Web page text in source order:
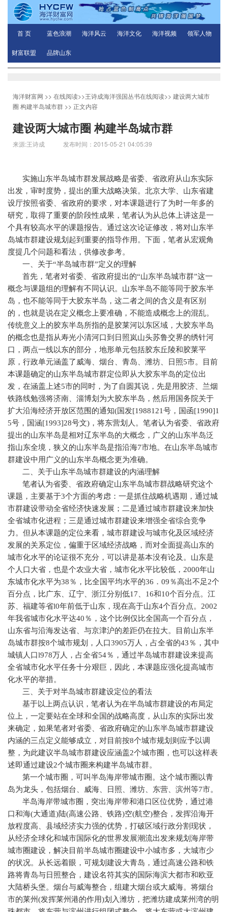
首 页 蓝色浪潮 海洋风云 海洋文化 海洋视频 领军人物
财富联盟 品牌山东
海洋财富网 >> 在线阅读>>王诗成海洋强国丛书在线阅读>> 建设两大城市
圈 构建半岛城市群 >> 正文内容
建设两大城市圈 构建半岛城市群
来源:王诗成 发布时间：2015-05-21 04:05:39
实施山东半岛城市群发展战略是省委、省政府从山东实际
出发，审时度势，提出的重大战略决策。北京大学、山东省建
设厅按照省委、省政府的要求，对本课题进行了为时一年多的
研究，取得了重要的阶段性成果，笔者认为从总体上讲这是一
个具有较高水平的课题报告。通过这次论证修改，将对山东半
岛城市群建设规划起到重要的指导作用。下面，笔者从宏观角
度提几个问题和看法，供修改参考。
一、关于“半岛城市群”定义的理解
首先，笔者对省委、省政府提出的“山东半岛城市群”这一
概念与课题组的理解有不同认识。山东半岛不能等同于胶东半
岛，也不能等同于大胶东半岛，这二者之间的含义是有区别
的，也就是说在定义概念上要准确，不能造成概念上的混乱。
传统意义上的胶东半岛所指的是胶莱河以东区域，大胶东半岛
的概念也是指从寿光小清河口到日照岚山头苏鲁交界的绣针河
口，两点一线以东的部分，地形单元包括胶东丘陵和胶莱平
原，行政单元涵盖了威海、烟台、青岛、潍坊、日照5市。目前
本课题确定的山东半岛城市群定位即从大胶东半岛的定位出
发，在涵盖上述5市的同时，为了自圆其说，先是用胶济、兰烟
铁路线勉强将济南、淄博划为大胶东半岛，然后用国务院关于
扩大沿海经济开放区范围的通知(国发[1988121号，国函[1990]1
5号，国涵[1993]28号文) ，将东营划人。笔者认为省委、省政府
提出的山东半岛是相对辽东半岛的大概念，广义的山东半岛泛
指山东全境，狭义的山东半岛是指沿海7市地。在山东半岛城市
群建设中用广义的山东半岛概念更为准确。
二、关于山东半岛城市群建设的内涵理解
笔者认为省委、省政府确定山东半岛城市群战略研究这个
课题，主要基于3个方面的考虑：一是抓住战略机遇期，通过城
市群建设带动全省经济快速发展；二是通过城市群建设来加快
全省城市化进程；三是通过城市群建设来增强全省综合竞争
力。但从本课题的定位来看，城市群建设与城市化及区域经济
发展的关系定位，偏重于区域经济战略，而对全面提高山东的
城市化水平的论证很不充分，可以讲是基本没有论及。山东是
个人口大省，也是个农业大省，城市化水平比较低， 2000年山
东城市化水平为38 ％，比全国平均水平的36 ． 09 ％高出不足2个
百分点，比广东、辽宁、浙江分别低17、 16和10个百分点。江
苏、福建等省l0年前低于山东，现在高于山东4个百分点。 2002
年我省城市化水平达40 ％，这个比例仅比全国高一个百分点，
山东省与沿海发达省、与京津沪的差距仍在拉大。目前山东半
岛城市群按8个城市规划，人口3905万人，占全省的43 ％，其中
城镇人口l978万人，占全省54％，通过半岛城市群建设来提高
全省城市化水平任务十分艰巨，因此，本课题应强化提高城市
化水平的举措。
三、关于对半岛城市群建设定位的看法
基于以上两点认识，笔者认为在半岛城市群建设的布局定
位上，一定要站在全球和全国的战略高度，从山东的实际出发
来确定，如果笔者对省委、省政府确定的山东半岛城市群建设
内涵的三点定义能够成立，对目前按8个城市规划则应予以调
整，为此建议半岛城市群建设应涵盖2个城市圈，也可以这样表
述即通过建设2个城市圈来构建半岛城市群。
第一个城市圈，可叫半岛海岸带城市圈。这个城市圈以青
岛为龙头，包括烟台、威海、日照、潍坊、东营、滨州等7市。
半岛海岸带城市圈，突出海岸带和港口区位优势，通过港
口和海(大通道)陆(高速公路、铁路)空(航空)整合，发挥沿海开
放程度高、县域经济实力强的优势，打破区域行政分割现状，
从经济全球化和城市国际化的世界发展潮流出发来规划海岸带
城市圈建设，解决目前半岛城市圈建设中小城市多，大城市少
的状况。从长远着眼，可规划建设大青岛，通过高速公路和铁
路将青岛与日照整合，建设名符其实的国际海滨大都市和欧亚
大陆桥头堡。烟台与威海整合，组建大烟台或大威海。将烟台
市的莱州(发挥莱州港的作用)划入潍坊，把潍坊建成莱州湾的明